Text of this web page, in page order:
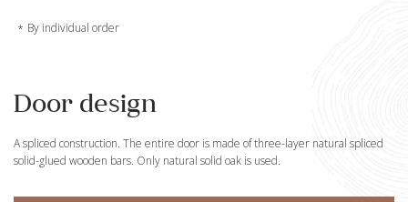
By individual order
Door design
A spliced construction. The entire door is made of three-layer natural spliced
solid-glued wooden bars. Only natural solid oak is used.